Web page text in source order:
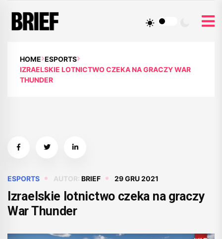
HOME ESPORTS
IZRAELSKIE LOTNICTWO CZEKA NA GRACZY WAR
THUNDER
ESPORTS AUTOR: BRIEF 29 GRU 2021
Izraelskie lotnictwo czeka na graczy
War Thunder